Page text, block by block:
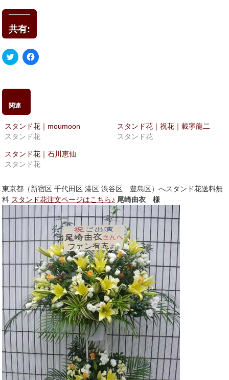
共有:
ク
リ
て
で
共
有
(新
し
い
ウ
ン
ド
ウ
き
ま
す)
Facebook
で
ッ
ク
し
て
く
だ
さ
い
い
ウ
ィ
ン
ド
ウ
開
き
ま
す)
関連
スタンド花｜moumoon
スタンド花
スタンド花｜祝花｜載寧龍二
スタンド花
スタンド花｜石川恵仙
スタンド花
東京都（新宿区 千代田区 港区 渋谷区 豊島区）へスタンド花送料無
料 スタンド花注文ページはこちら♪ 尾崎由衣 様